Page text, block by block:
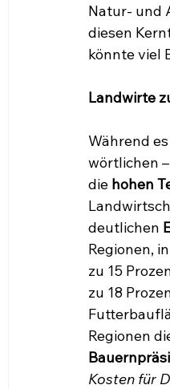
Natur- und
diesen
könnte viel
Landwirte
Während
wörtlichen
die hohen
deutlichen
Regionen,
zu 15
zu 18
Regionen
Kosten für